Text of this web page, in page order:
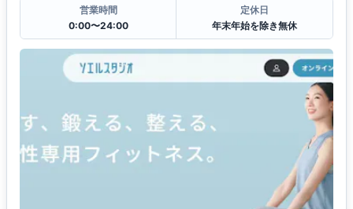
営業時間
0:00〜24:00
定休日
年末年始を除き無休